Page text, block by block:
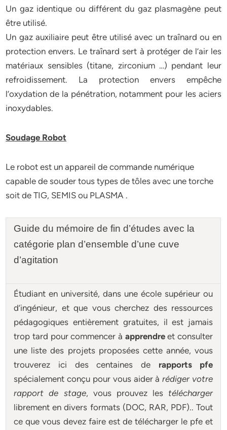
Un gaz identique ou différent du gaz plasmagène peut
être utilisé.
Un gaz auxiliaire peut être utilisé avec un traînard ou en
protection envers. Le traînard sert à protéger de l’air les
matériaux sensibles (titane, zirconium …) pendant leur
refroidissement. La protection envers empêche
l’oxydation de la pénétration, notamment pour les aciers
inoxydables.
Soudage Robot
Le robot est un appareil de commande numérique
capable de souder tous types de tôles avec une torche
soit de TIG, SEMIS ou PLASMA .
Guide du mémoire de fin d’études avec la
catégorie plan d’ensemble d’une cuve
d’agitation
Étudiant en université, dans une école supérieur ou
d’ingénieur, et que vous cherchez des ressources
pédagogiques entièrement gratuites, il est jamais
trop tard pour commencer à apprendreet consulter
une liste des projets proposées cette année, vous
trouverez ici des centaines de rapports pfe
spécialement conçu pour vous aider àrédiger votre
rapport de stage, vous prouvez les télécharger
librement en divers formats (DOC, RAR, PDF).. Tout
ce que vous devez faire est de télécharger le pfe et